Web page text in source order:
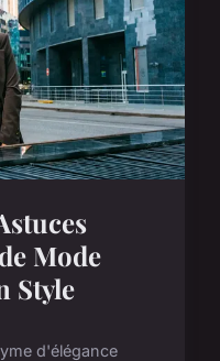
Mode
Style
d'élégance